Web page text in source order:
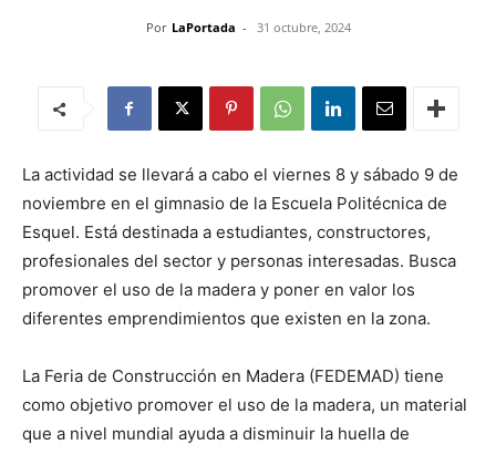
Por LaPortada - 31 octubre, 2024
La actividad se llevará a cabo el viernes 8 y sábado 9 de
noviembre en el gimnasio de la Escuela Politécnica de
Esquel. Está destinada a estudiantes, constructores,
profesionales del sector y personas interesadas. Busca
promover el uso de la madera y poner en valor los
diferentes emprendimientos que existen en la zona.
La Feria de Construcción en Madera (FEDEMAD) tiene
como objetivo promover el uso de la madera, un material
que a nivel mundial ayuda a disminuir la huella de